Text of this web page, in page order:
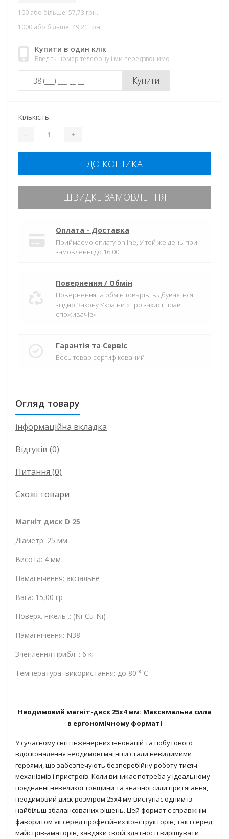
100 або більше: 57,73 грн.
1000 або більше: 49,21 грн.
Купити в один клік
Введіть номер телефону і ми передзвонимо
Купити
Кількість:
- +
ДО КОШИКА
ШВИДКЕ ЗАМОВЛЕННЯ
Оплата - Доставка
Приймаємо оплату online, У той же день при
замовленні до 16:00
Повернення / Обмін
Повернення та обмін товарів, відбувається
згідно Закону України «Про захист прав
споживачів»
Гарантія та Сервіс
Весь товар сертифікований
Огляд товару
інформаційна вкладка
Відгуків (0)
Питання (0)
Схожі товари
Магніт диск D 25
Діаметр: 25 мм
Висота: 4 мм
Намагнічення: аксіальне
Вага: 15,00 гр
Поверх. нікель .: (Ni-Cu-Ni)
Намагнічення: N38
Зчеплення прибл .: 6 кг
Температура використання: до 80 ° C
Неодимовий магніт-диск 25х4 мм: Максимальна сила
в ергономічному форматі
У сучасному світі інженерних інновацій та побутового
вдосконалення неодимові магніти стали невидимими
героями, що забезпечують безперебійну роботу тисяч
механізмів і пристроїв. Коли виникає потреба у ідеальному
поєднанні невеликої товщини та значної сили притягання,
неодимовий диск розміром 25х4 мм виступає одним із
найбільш збалансованих рішень. Цей формат є справжнім
фаворитом як серед професійних конструкторів, так і серед
майстрів-аматорів, завдяки своїй здатності вирішувати